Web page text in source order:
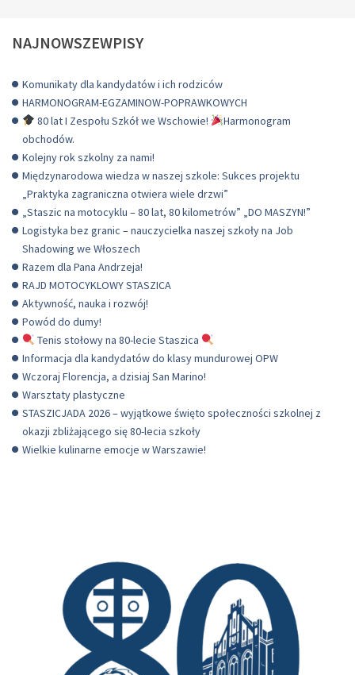
NAJNOWSZEWPISY
Komunikaty dla kandydatów i ich rodziców
HARMONOGRAM-EGZAMINOW-POPRAWKOWYCH
80 lat I Zespołu Szkół we Wschowie!
Harmonogram
obchodów.
Kolejny rok szkolny za nami!
Międzynarodowa wiedza w naszej szkole: Sukces projektu
„Praktyka zagraniczna otwiera wiele drzwi”
„Staszic na motocyklu – 80 lat, 80 kilometrów” „DO MASZYN!”
Logistyka bez granic – nauczycielka naszej szkoły na Job
Shadowing we Włoszech
Razem dla Pana Andrzeja!
RAJD MOTOCYKLOWY STASZICA
Aktywność, nauka i rozwój!
Powód do dumy!
Tenis stołowy na 80-lecie Staszica
Informacja dla kandydatów do klasy mundurowej OPW
Wczoraj Florencja, a dzisiaj San Marino!
Warsztaty plastyczne
STASZICJADA 2026 – wyjątkowe święto społeczności szkolnej z
okazji zbliżającego się 80-lecia szkoły
Wielkie kulinarne emocje w Warszawie!